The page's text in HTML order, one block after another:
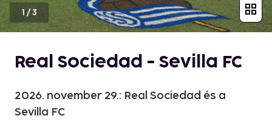
1 /3
Real Sociedad - Sevilla FC
2026. november 29.: Real Sociedad és a
Sevilla FC